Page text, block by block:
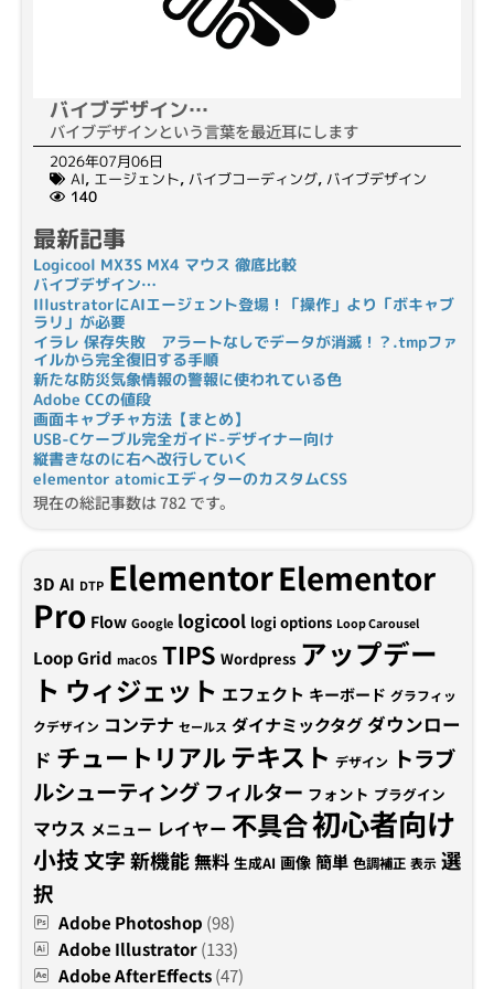
バイブデザイン…
バイブデザインという言葉を最近耳にします
2026年07月06日
AI, エージェント, バイブコーディング, バイブデザイン
140
最新記事
Logicool MX3S MX4 マウス 徹底比較
バイブデザイン…
IllustratorにAIエージェント登場！「操作」より「ボキャブ
ラリ」が必要
イラレ 保存失敗 アラートなしでデータが消滅！？.tmpファ
イルから完全復旧する手順
新たな防災気象情報の警報に使われている色
Adobe CCの値段
画面キャプチャ方法【まとめ】
USB-Cケーブル完全ガイド-デザイナー向け
縦書きなのに右へ改行していく
elementor atomicエディターのカスタムCSS
現在の総記事数は 782 です。
3D AI DTP ElementorElementor
Pro Flow Google logicool logi options Loop Carousel
Loop Grid macOS TIPS Wordpress アップデー
ト ウィジェット エフェクト キーボード グラフィッ
クデザイン コンテナ セールス ダイナミックタグダウンロー
ド チュートリアルテキスト デザイン トラブ
ルシューティング フィルター フォント プラグイン
マウス メニュー レイヤー 不具合初心者向け
小技文字新機能無料 生成AI 画像 簡単 色調補正 表示 選
択
Adobe Photoshop (98)
Adobe Illustrator(133)
Adobe AfterEffects(47)